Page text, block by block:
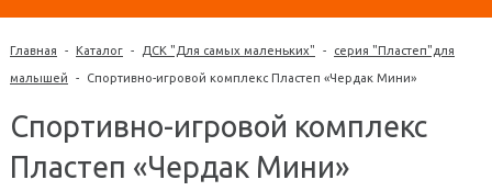
Главная - Каталог - ДСК "Для самых маленьких" - серия "Пластеп"для
малышей - Спортивно-игровой комплекс Пластеп «Чердак Мини»
Спортивно-игровой комплекс
Пластеп «Чердак Мини»